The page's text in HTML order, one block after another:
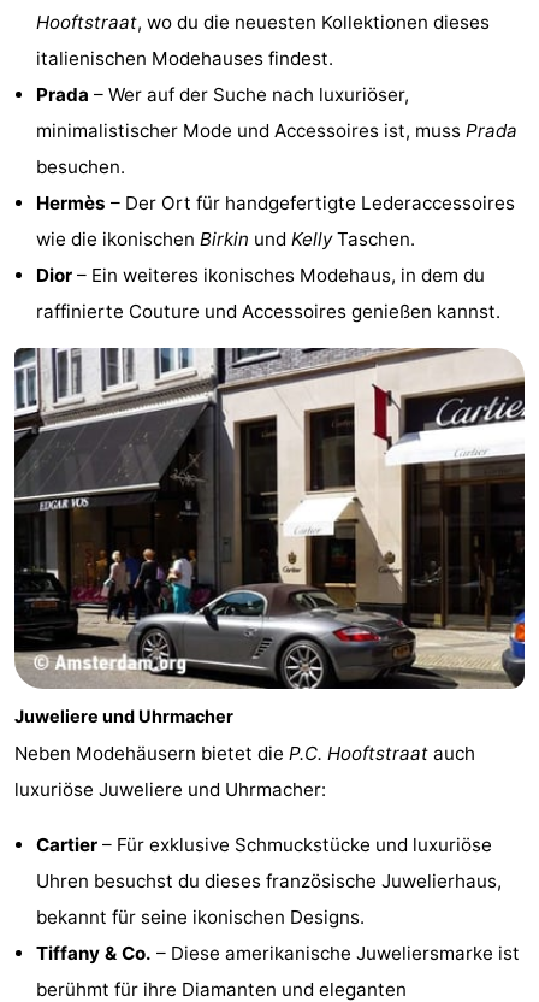
Experiences
Dörfer
&
Städte
Führungen
Sport
-
Radfahren
Wandern
Unterhaltung
Nachtleben
Essen
und
trinken
Einkäufen
-
Märkte
-
Warenhäuser
Veranstaltungen
Spezial
Coffeeshops
Homohauptstadt
Geschichte
Hooftstraat, wo du die neuesten Kollektionen dieses
italienischen Modehauses findest.
Prada – Wer auf der Suche nach luxuriöser,
minimalistischer Mode und Accessoires ist, muss Prada
besuchen.
Hermès – Der Ort für handgefertigte Lederaccessoires
wie die ikonischen Birkin und KellyTaschen.
Dior – Ein weiteres ikonisches Modehaus, in dem du
raffinierte Couture und Accessoires genießen kannst.
Juweliere und Uhrmacher
Neben Modehäusern bietet die P.C. Hooftstraat auch
luxuriöse Juweliere und Uhrmacher:
Cartier – Für exklusive Schmuckstücke und luxuriöse
Uhren besuchst du dieses französische Juwelierhaus,
bekannt für seine ikonischen Designs.
Tiffany & Co. – Diese amerikanische Juweliersmarke ist
berühmt für ihre Diamanten und eleganten